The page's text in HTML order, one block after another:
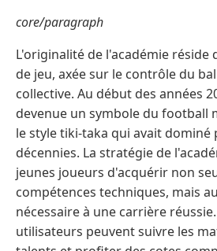
core/paragraph
L'originalité de l'académie réside
de jeu, axée sur le contrôle du
collective. Au début des années
devenue un symbole du football
le style tiki-taka qui avait dominé
décennies. La stratégie de
jeunes joueurs d'acquérir non
compétences techniques, mais
nécessaire à une carrière
utilisateurs peuvent suivre les